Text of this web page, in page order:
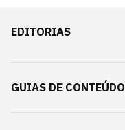
EDITORIAS
GUIAS DE CONTEÚDO